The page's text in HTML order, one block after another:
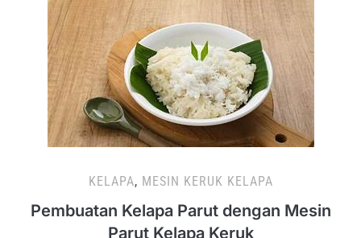
KELAPA, MESIN KERUK KELAPA
Pembuatan Kelapa Parut dengan Mesin
Parut Kelapa Keruk